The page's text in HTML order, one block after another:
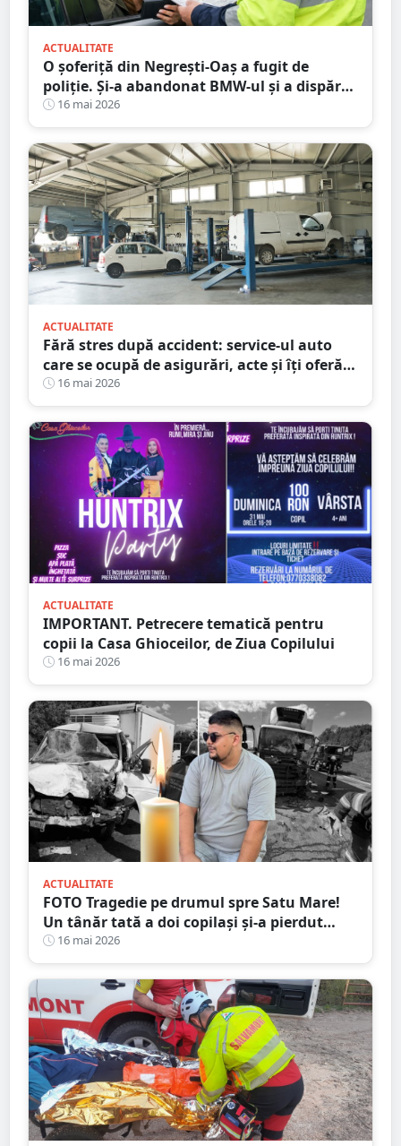
ACTUALITATE
O șoferiță din Negrești-Oaș a fugit de
poliție. Și-a abandonat BMW-ul și a dispărut
printre blocuri
16 mai 2026
ACTUALITATE
Fără stres după accident: service-ul auto
care se ocupă de asigurări, acte și îți oferă
mașină la schimb
16 mai 2026
ACTUALITATE
IMPORTANT. Petrecere tematică pentru
copii la Casa Ghioceilor, de Ziua Copilului
16 mai 2026
ACTUALITATE
FOTO Tragedie pe drumul spre Satu Mare!
Un tânăr tată a doi copilași și-a pierdut
viața într-un accident cumplit
16 mai 2026